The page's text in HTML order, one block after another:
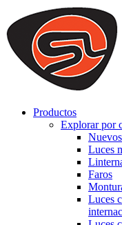
We use cookies to ensure
on our website. By
that cookies are used to
to offer you a better
you can disable cookies,
Productos
Explorar por
Luces
Faros
Luces